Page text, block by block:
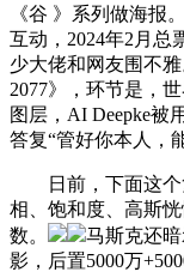
《谷 》系列做海报
互动，2024年2月总
少大佬和网友围不
2077》，环节是，
图层，AI Deepke被
答复“管好你本人，
日前，下面这个
相、饱和度、高斯
数。
马斯克还
影，后置5000万